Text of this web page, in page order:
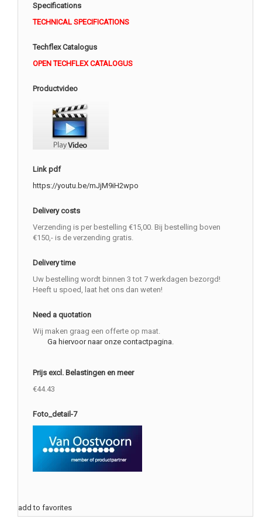
Specifications
TECHNICAL SPECIFICATIONS
Techflex Catalogus
OPEN TECHFLEX CATALOGUS
Productvideo
Link pdf
https://youtu.be/mJjM9iH2wpo
Delivery costs
Verzending is per bestelling €15,00. Bij bestelling boven
€150,- is de verzending gratis.
Delivery time
Uw bestelling wordt binnen 3 tot 7 werkdagen bezorgd!
Heeft u spoed, laat het ons dan weten!
Need a quotation
Wij maken graag een offerte op maat.
Ga hiervoor naar onze contactpagina.
Prijs excl. Belastingen en meer
€44.43
Foto_detail-7
add to favorites